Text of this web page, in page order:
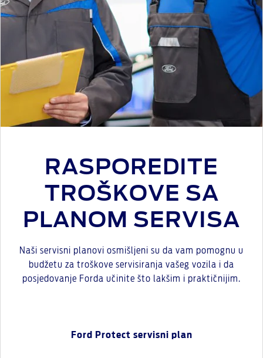
RASPOREDITE
TROŠKOVE SA
PLANOM SERVISA
Naši servisni planovi osmišljeni su da vam pomognu u
budžetu za troškove servisiranja vašeg vozila i da
posjedovanje Forda učinite što lakšim i praktičnijim.
Ford Protect servisni plan